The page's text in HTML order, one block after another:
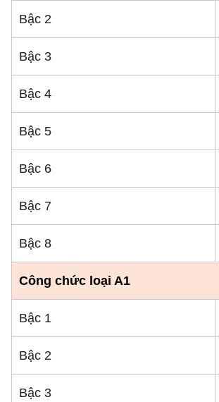
Bậc 2
Bậc 3
Bậc 4
Bậc 5
Bậc 6
Bậc 7
Bậc 8
Công chức loại A1
Bậc 1
Bậc 2
Bậc 3